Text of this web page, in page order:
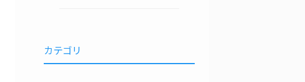
カテゴリ